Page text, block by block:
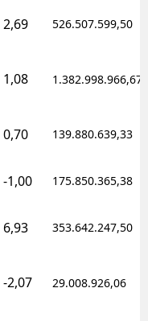
2,69 526.507.599,50
1,08 1.382.998.966,67
0,70 139.880.639,33
-1,00 175.850.365,38
6,93 353.642.247,50
-2,07 29.008.926,06